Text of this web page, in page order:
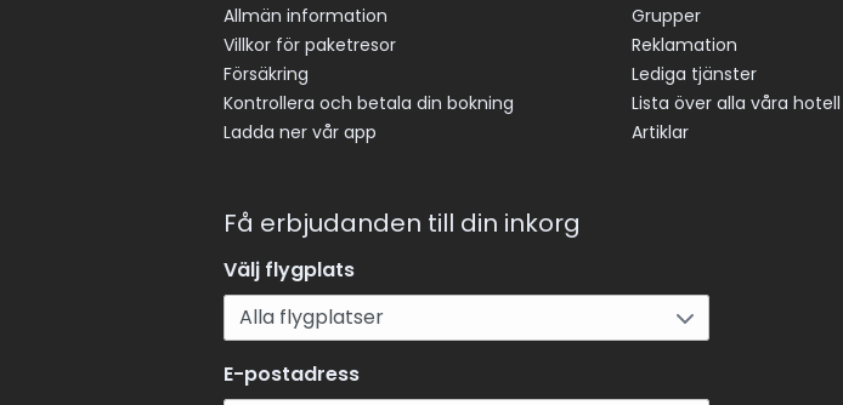
Allmän information
Villkor för paketresor
Försäkring
Kontrollera och betala din bokning
Ladda ner vår app
Grupper
Reklamation
Lediga tjänster
Lista över alla våra hotell
Artiklar
Få erbjudanden till din inkorg
Välj flygplats
E-postadress